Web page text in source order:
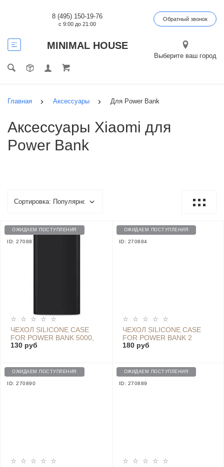
MINIMAL HOUSE
8 (495) 150-19-76
с 9:00 до 21:00
Обратный звонок
Выберите ваш город
Главная Аксессуары Для Power Bank
Аксессуары Xiaomi для
Power Bank
ОЖИДАЕМ ПОСТУПЛЕНИЯ
ID: 270887
ЧЕХОЛ SILICONE CASE
FOR POWER BANK 5000,
BLACK
130 руб
ОЖИДАЕМ ПОСТУПЛЕНИЯ
ID: 270884
ЧЕХОЛ SILICONE CASE
FOR POWER BANK 2
20000MAH, PINK
180 руб
ОЖИДАЕМ ПОСТУПЛЕНИЯ
ID: 270890
ОЖИДАЕМ ПОСТУПЛЕНИЯ
ID: 270889